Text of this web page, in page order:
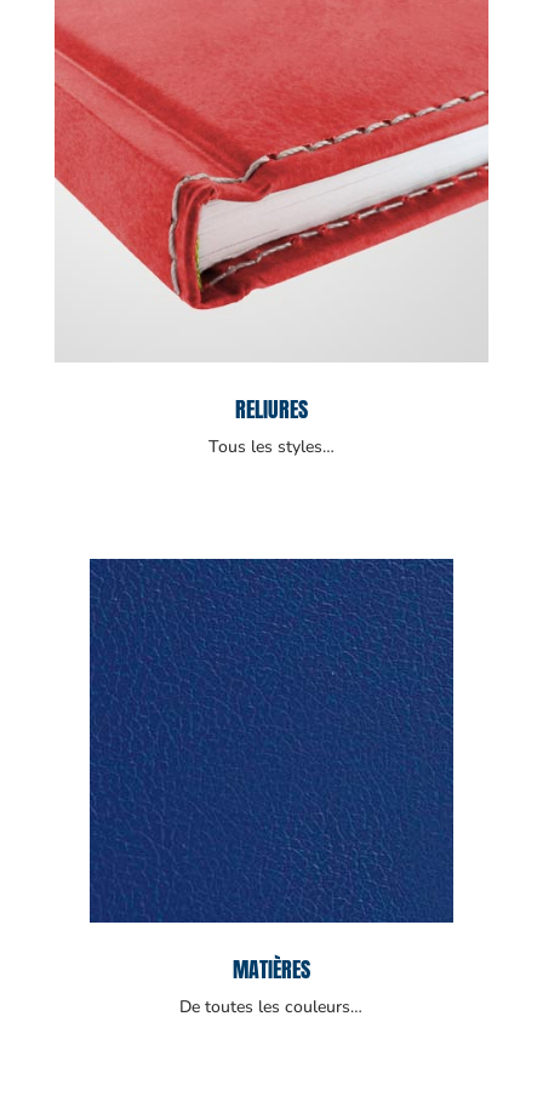
RELIURES
Tous les styles…
MATIÈRES
De toutes les couleurs…